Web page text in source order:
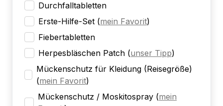
Durchfalltabletten
Erste-Hilfe-Set (mein Favorit)
Fiebertabletten
Herpesbläschen Patch (unser Tipp)
Mückenschutz für Kleidung (Reisegröße)
(mein Favorit)
Mückenschutz / Moskitospray (mein